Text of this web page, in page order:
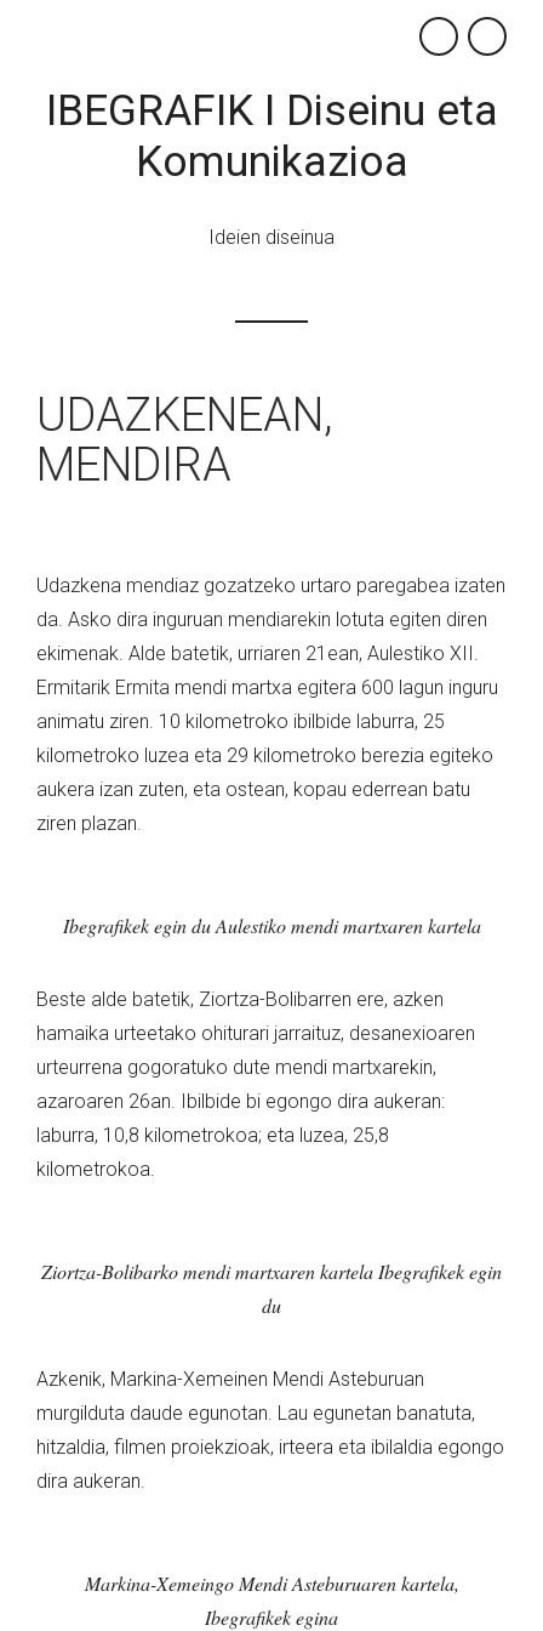
×
IBEGRAFIK I Diseinu eta
Komunikazioa
Ideien diseinua
UDAZKENEAN,
MENDIRA
Udazkena mendiaz gozatzeko urtaro paregabea izaten
da. Asko dira inguruan mendiarekin lotuta egiten diren
ekimenak. Alde batetik, urriaren 21ean, Aulestiko XII.
Ermitarik Ermita mendi martxa egitera 600 lagun inguru
animatu ziren. 10 kilometroko ibilbide laburra, 25
kilometroko luzea eta 29 kilometroko berezia egiteko
aukera izan zuten, eta ostean, kopau ederrean batu
ziren plazan.
Ibegrafikek egin du Aulestiko mendi martxaren kartela
Beste alde batetik, Ziortza-Bolibarren ere, azken
hamaika urteetako ohiturari jarraituz, desanexioaren
urteurrena gogoratuko dute mendi martxarekin,
azaroaren 26an. Ibilbide bi egongo dira aukeran:
laburra, 10,8 kilometrokoa; eta luzea, 25,8
kilometrokoa.
Ziortza-Bolibarko mendi martxaren kartela Ibegrafikek egin
du
Azkenik, Markina-Xemeinen Mendi Asteburuan
murgilduta daude egunotan. Lau egunetan banatuta,
hitzaldia, filmen proiekzioak, irteera eta ibilaldia egongo
dira aukeran.
Markina-Xemeingo Mendi Asteburuaren kartela,
Ibegrafikek egina